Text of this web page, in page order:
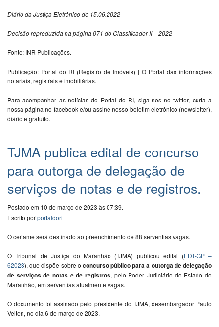
Diário da Justiça Eletrônico de 15.06.2022
Decisão reproduzida na página 071 do Classificador II – 2022
Fonte: INR Publicações.
Publicação: Portal do RI (Registro de Imóveis) | O Portal das informações
notariais, registrais e imobiliárias.
Para acompanhar as notícias do Portal do RI, siga-nos no twitter, curta a
nossa página no facebook e/ou assine nosso boletim eletrônico (newsletter),
diário e gratuito.
TJMA publica edital de concurso
para outorga de delegação de
serviços de notas e de registros.
Postado em 10 de março de 2023 às 07:39.
Escrito porportaldori
O certame será destinado ao preenchimento de 88 serventias vagas.
O Tribunal de Justiça do Maranhão (TJMA) publicou edital (EDT-GP –
62023), que dispõe sobre o concurso público para a outorga de delegação
de serviços de notas e de registros, pelo Poder Judiciário do Estado do
Maranhão, em serventias atualmente vagas.
O documento foi assinado pelo presidente do TJMA, desembargador Paulo
Velten, no dia 6 de março de 2023.